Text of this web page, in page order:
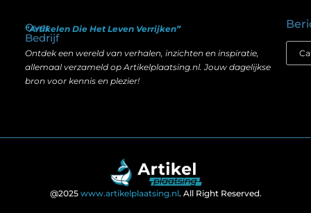
Over
Bedrijf
“Artikelen Die Het Leven Verrijken”
Ontdek een wereld van verhalen, inzichten en inspiratie,
allemaal verzameld op Artikelplaatsing.nl. Jouw dagelijkse
bron voor kennis en plezier!
@2025 www.artikelplaatsing.nl. All Right Reserved.